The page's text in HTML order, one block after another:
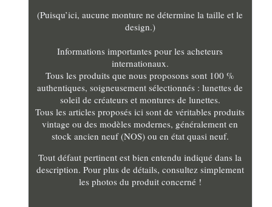
(Puisqu’ici, aucune monture ne détermine la taille et le
design.)
Informations importantes pour les acheteurs
internationaux.
Tous les produits que nous proposons sont 100 %
authentiques, soigneusement sélectionnés : lunettes de
soleil de créateurs et montures de lunettes.
Tous les articles proposés ici sont de véritables produits
vintage ou des modèles modernes, généralement en
stock ancien neuf (NOS) ou en état quasi neuf.
Tout défaut pertinent est bien entendu indiqué dans la
description. Pour plus de détails, consultez simplement
les photos du produit concerné !